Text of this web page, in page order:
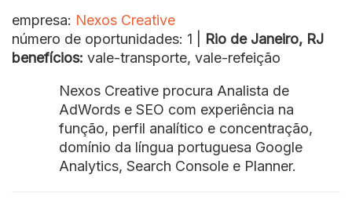
empresa: Nexos Creative
número de oportunidades: 1 | Rio de Janeiro, RJ
benefícios: vale-transporte, vale-refeição
Nexos Creative procura Analista de
AdWords e SEO com experiência na
função, perfil analítico e concentração,
domínio da língua portuguesa Google
Analytics, Search Console e Planner.